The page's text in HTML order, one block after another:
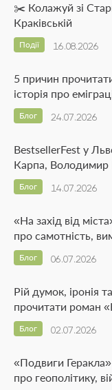
✂️ Колажуй зі
Краківській
16.08.2026
Події
5 причин
історія про
24.07.2026
Блог
BestsellerFest у
Карпа, Володимир
14.07.2026
Блог
«На захід від
про самотність,
06.07.2026
Блог
Рій думок, іронія
прочитати роман
02.07.2026
Блог
«Подвиги
про геополітику,